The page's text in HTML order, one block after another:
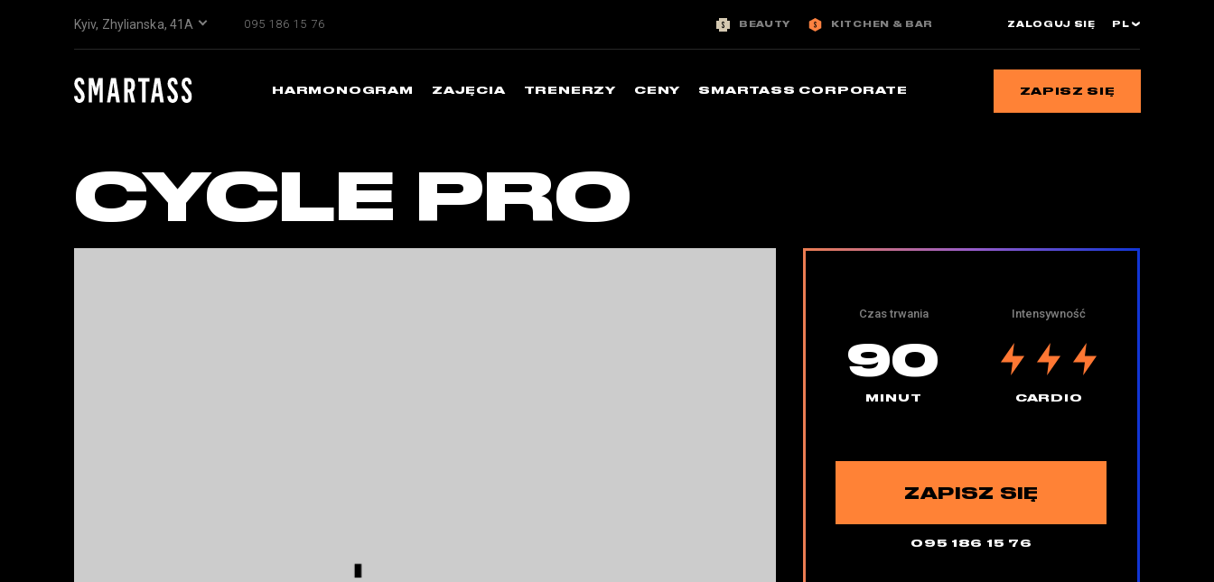
Kyiv, Zhylianska, 41А 095 186 15 76
HARMONOGRAM ZAJĘCIA TRENERZY CENY SMARTASS CORPORATE ZAPISZ SIĘ
BEAUTY KITCHEN & BAR ZALOGUJ SIĘ PL
CYCLE PRO
Czas trwania
90
MINUT
Intensywność
CARDIO
ZAPISZ SIĘ
095 186 15 76